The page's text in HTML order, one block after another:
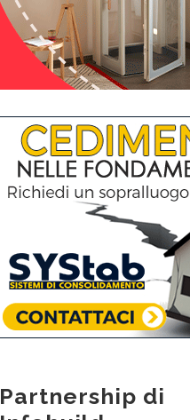
Partnership di